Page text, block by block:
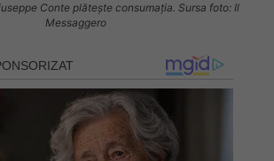
Conte plătește consumația. Sursa foto: Il
Messaggero